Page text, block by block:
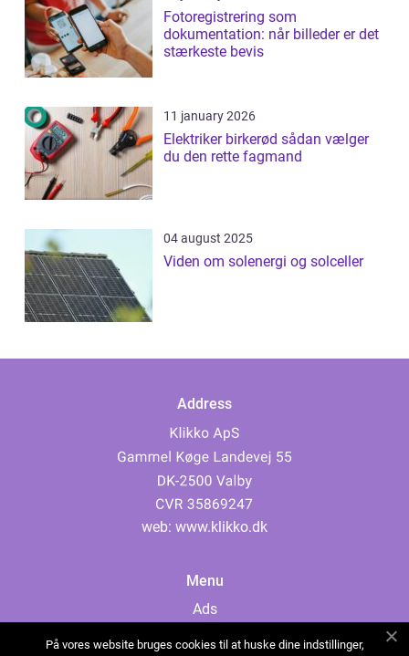
Fotoregistrering som
dokumentation: når billeder er det
stærkeste bevis
11 january 2026
Elektriker birkerød sådan vælger
du den rette fagmand
04 august 2025
Viden om solenergi og solceller
Address
web: www.klikko.dk
Menu
Ads
På vores website bruges cookies til at huske dine indstillinger,